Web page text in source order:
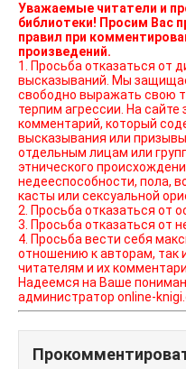
Уважаемые читатели и
библиотеки! Просим Вас
правил при
произведений.
1. Просьба отказаться от
высказываний. Мы защищаем право наших читателей
свободно выражать свою
терпим агрессии. На
комментарий, который
высказывания или
отдельным лицам или
этнического
недееспособности, пола,
касты или сексуальной
2. Просьба отказаться от
3. Просьба отказаться от
4. Просьба вести себя
отношению к авторам, так
читателям и их
Надеемся на Ваше
администратор online-